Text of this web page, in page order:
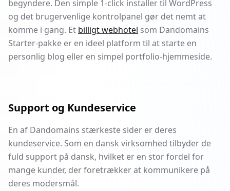
begyndere. Den simple 1-click installer til WordPress
og det brugervenlige kontrolpanel gør det nemt at
komme i gang. Et billigt webhotel som Dandomains
Starter-pakke er en ideel platform til at starte en
personlig blog eller en simpel portfolio-hjemmeside.
Support og Kundeservice
En af Dandomains stærkeste sider er deres
kundeservice. Som en dansk virksomhed tilbyder de
fuld support på dansk, hvilket er en stor fordel for
mange kunder, der foretrækker at kommunikere på
deres modersmål.